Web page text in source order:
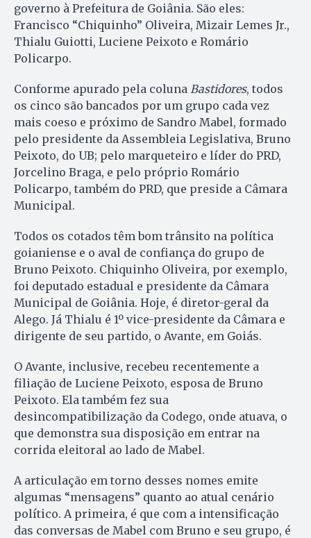
governo à Prefeitura de Goiânia. São eles:
Francisco “Chiquinho” Oliveira, Mizair Lemes Jr.,
Thialu Guiotti, Luciene Peixoto e Romário
Policarpo.
Conforme apurado pela coluna Bastidores, todos
os cinco são bancados por um grupo cada vez
mais coeso e próximo de Sandro Mabel, formado
pelo presidente da Assembleia Legislativa, Bruno
Peixoto, do UB; pelo marqueteiro e líder do PRD,
Jorcelino Braga, e pelo próprio Romário
Policarpo, também do PRD, que preside a Câmara
Municipal.
Todos os cotados têm bom trânsito na política
goianiense e o aval de confiança do grupo de
Bruno Peixoto. Chiquinho Oliveira, por exemplo,
foi deputado estadual e presidente da Câmara
Municipal de Goiânia. Hoje, é diretor-geral da
Alego. Já Thialu é 1º vice-presidente da Câmara e
dirigente de seu partido, o Avante, em Goiás.
O Avante, inclusive, recebeu recentemente a
filiação de Luciene Peixoto, esposa de Bruno
Peixoto. Ela também fez sua
desincompatibilização da Codego, onde atuava, o
que demonstra sua disposição em entrar na
corrida eleitoral ao lado de Mabel.
A articulação em torno desses nomes emite
algumas “mensagens” quanto ao atual cenário
político. A primeira, é que com a intensificação
das conversas de Mabel com Bruno e seu grupo, é